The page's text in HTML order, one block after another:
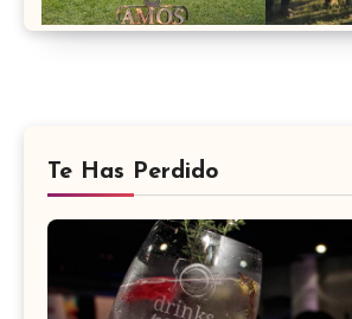
Te Has Perdido